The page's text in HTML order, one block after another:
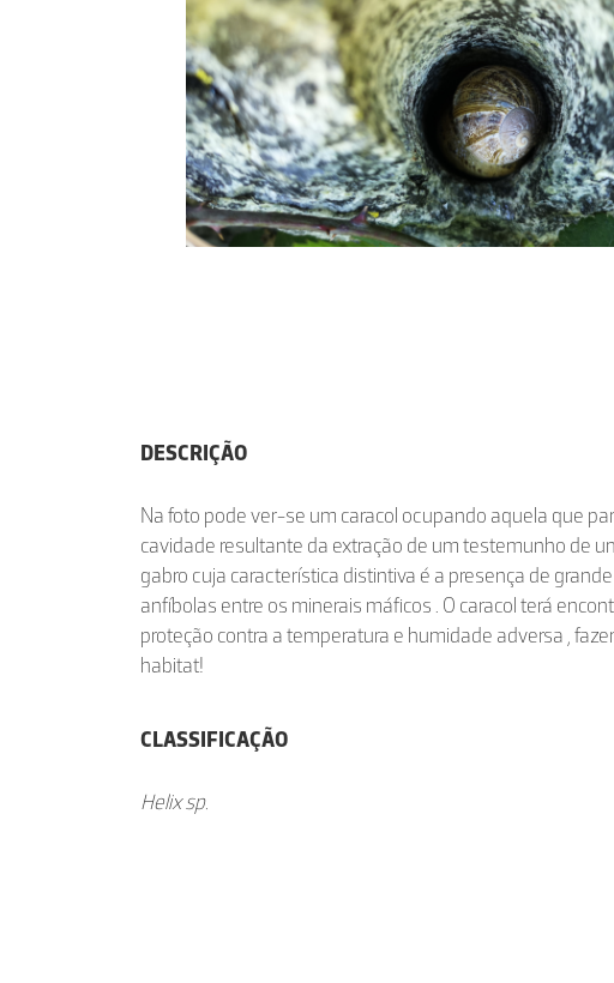
DESCRIÇÃO
Na foto pode ver-se um caracol ocupando aquela que
cavidade resultante da extração de um testemunho de
gabro cuja característica distintiva é a presença de
anfíbolas entre os minerais máficos . O caracol terá
proteção contra a temperatura e humidade adversa ,
habitat!
CLASSIFICAÇÃO
Helix sp.